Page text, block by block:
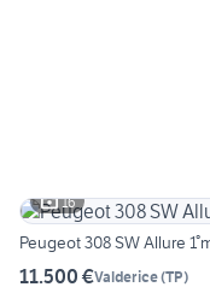
16
Peugeot 308 SW Allure
11.500 €Valderice(TP)